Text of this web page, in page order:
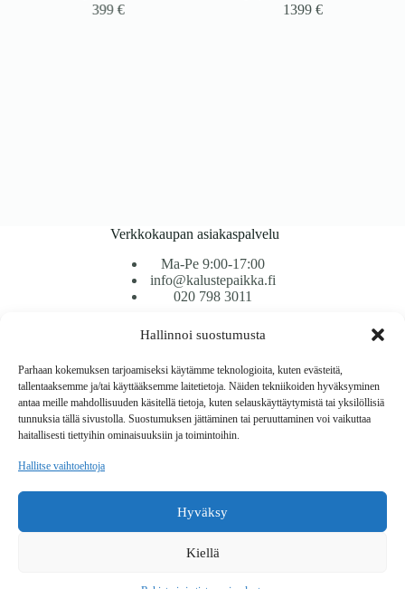
Hallinnoi suostumusta
Parhaan kokemuksen tarjoamiseksi käytämme teknologioita, kuten evästeitä,
tallentaaksemme ja/tai käyttääksemme laitetietoja. Näiden tekniikoiden hyväksyminen
antaa meille mahdollisuuden käsitellä tietoja, kuten selauskäyttäytymistä tai yksilöllisiä
tunnuksia tällä sivustolla. Suostumuksen jättäminen tai peruuttaminen voi vaikuttaa
haitallisesti tiettyihin ominaisuuksiin ja toimintoihin.
Hallitse vaihtoehtoja
Hyväksy
Kiellä
399€
1399€
Verkkokaupan asiakaspalvelu
Ma-Pe 9:00-17:00
info@kalustepaikka.fi
020 798 3011
Tavarantoimitus / Maksutavat
Toimitustavat
Maksutavat
Vaihto ja palautus
Reklamaatiot
Copyright © 2026 Kalustepaikka